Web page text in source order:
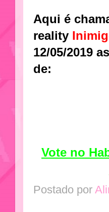
Aqui é
reality
12/05/2019
de:
Vote no
Postado por